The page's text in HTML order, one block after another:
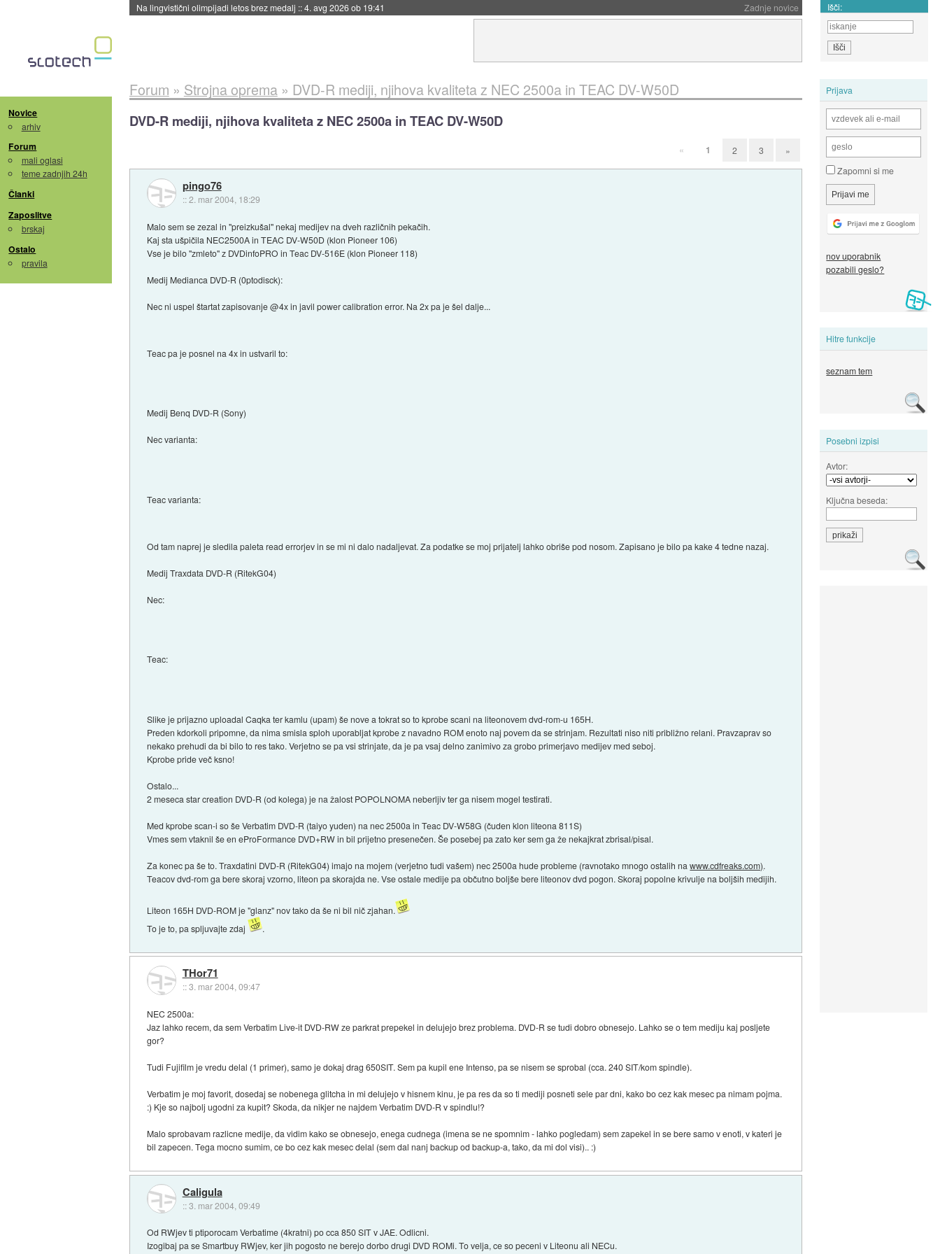
Zadnje novice
Na lingvistični olimpijadi letos brez medalj ::4. avg 2026 ob 19:41 Išči:
Novice
arhiv
Forum
mali oglasi
teme zadnjih 24h
Članki
Zaposlitve
brskaj
Ostalo
pravila
Prijava
Zapomni si me
nov uporabnik
pozabili geslo?
Hitre funkcije
seznam tem
Posebni izpisi
Avtor:
Ključna beseda:
Forum » Strojna oprema» DVD-R mediji, njihova kvaliteta z NEC 2500a in TEAC DV-W50D
DVD-R mediji, njihova kvaliteta z NEC 2500a in TEAC DV-W50D
« 1 2 3 »
pingo76
::2. mar 2004, 18:29
Malo sem se zezal in "preizkušal" nekaj medijev na dveh različnih pekačih.
Kaj sta ušpičila NEC2500A in TEAC DV-W50D (klon Pioneer 106)
Vse je bilo "zmleto" z DVDinfoPRO in Teac DV-516E (klon Pioneer 118)
Medij Medianca DVD-R (0ptodisck):
Nec ni uspel štartat zapisovanje @4x in javil power calibration error. Na 2x pa je šel dalje...
Teac pa je posnel na 4x in ustvaril to:
Medij Benq DVD-R (Sony)
Nec varianta:
Teac varianta:
Od tam naprej je sledila paleta read errorjev in se mi ni dalo nadaljevat. Za podatke se moj prijatelj lahko obriše pod nosom. Zapisano je bilo pa kake 4 tedne nazaj.
Medij Traxdata DVD-R (RitekG04)
Nec:
Teac:
Slike je prijazno uploadal Caqka ter kamlu (upam) še nove a tokrat so to kprobe scani na liteonovem dvd-rom-u 165H.
Preden kdorkoli pripomne, da nima smisla sploh uporabljat kprobe z navadno ROM enoto naj povem da se strinjam. Rezultati niso niti približno relani. Pravzaprav so
nekako prehudi da bi bilo to res tako. Verjetno se pa vsi strinjate, da je pa vsaj delno zanimivo za grobo primerjavo medijev med seboj.
Kprobe pride več ksno!
Ostalo...
2 meseca star creation DVD-R (od kolega) je na žalost POPOLNOMA neberljiv ter ga nisem mogel testirati.
Med kprobe scan-i so še Verbatim DVD-R (taiyo yuden) na nec 2500a in Teac DV-W58G (čuden klon liteona 811S)
Vmes sem vtaknil še en eProFormance DVD+RW in bil prijetno presenečen. Še posebej pa zato ker sem ga že nekajkrat zbrisal/pisal.
Za konec pa še to. Traxdatini DVD-R (RitekG04) imajo na mojem (verjetno tudi vašem) nec 2500a hude probleme (ravnotako mnogo ostalih nawww.cdfreaks.com).
Teacov dvd-rom ga bere skoraj vzorno, liteon pa skorajda ne. Vse ostale medije pa občutno boljše bere liteonov dvd pogon. Skoraj popolne krivulje na boljših medijih.
Liteon 165H DVD-ROM je "glanz" nov tako da še ni bil nič zjahan.
To je to, pa spljuvajte zdaj
.
THor71
::3. mar 2004, 09:47
NEC 2500a:
Jaz lahko recem, da sem Verbatim Live-it DVD-RW ze parkrat prepekel in delujejo brez problema. DVD-R se tudi dobro obnesejo. Lahko se o tem mediju kaj posljete
gor?
Tudi Fujifilm je vredu delal (1 primer), samo je dokaj drag 650SIT. Sem pa kupil ene Intenso, pa se nisem se sprobal (cca. 240 SIT/kom spindle).
Verbatim je moj favorit, dosedaj se nobenega glitcha in mi delujejo v hisnem kinu, je pa res da so ti mediji posneti sele par dni, kako bo cez kak mesec pa nimam pojma.
:) Kje so najbolj ugodni za kupit? Skoda, da nikjer ne najdem Verbatim DVD-R v spindlu!?
Malo sprobavam razlicne medije, da vidim kako se obnesejo, enega cudnega (imena se ne spomnim - lahko pogledam) sem zapekel in se bere samo v enoti, v kateri je
bil zapecen. Tega mocno sumim, ce bo cez kak mesec delal (sem dal nanj backup od backup-a, tako, da mi dol visi).. :)
Caligula
::3. mar 2004, 09:49
Od RWjev ti ptiporocam Verbatime (4kratni) po cca 850 SIT v JAE. Odlicni.
Izogibaj pa se Smartbuy RWjev, ker jih pogosto ne berejo dorbo drugi DVD ROMi. To velja, ce so peceni v Liteonu ali NECu.